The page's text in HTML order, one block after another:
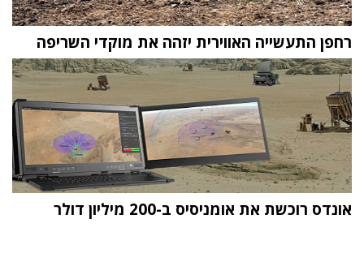
רחפן התעשייה האווירית יזהה את מוקדי השריפה
אונדס רוכשת את אומניסיס ב-200 מיליון דולר